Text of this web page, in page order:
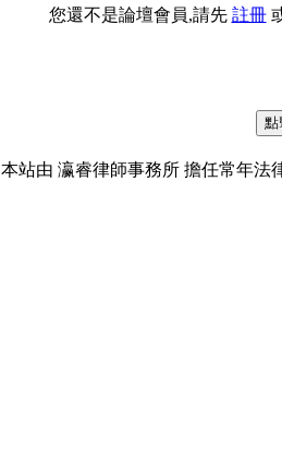
您還不是論壇會員,請先 註冊
本站由 瀛睿律師事務所 擔任常年法